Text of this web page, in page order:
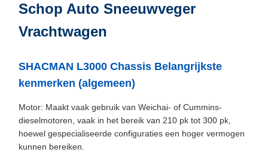
Schop Auto Sneeuwveger
Vrachtwagen
SHACMAN L3000 Chassis Belangrijkste
kenmerken (algemeen)
Motor: Maakt vaak gebruik van Weichai- of Cummins-
dieselmotoren, vaak in het bereik van 210 pk tot 300 pk,
hoewel gespecialiseerde configuraties een hoger vermogen
kunnen bereiken.